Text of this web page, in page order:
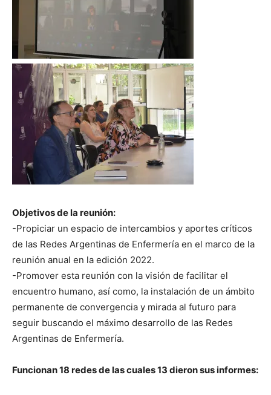
Objetivos de la reunión:
-Propiciar un espacio de intercambios y aportes críticos
de las Redes Argentinas de Enfermería en el marco de la
reunión anual en la edición 2022.
-Promover esta reunión con la visión de facilitar el
encuentro humano, así como, la instalación de un ámbito
permanente de convergencia y mirada al futuro para
seguir buscando el máximo desarrollo de las Redes
Argentinas de Enfermería.
Funcionan 18 redes de las cuales 13 dieron sus informes: